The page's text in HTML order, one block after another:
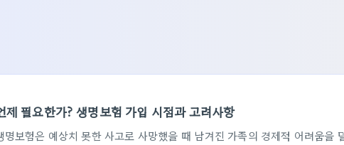
제 필요한가? 생명보험 가입 시점과 고려사항
명보험은 예상치 못한 사고로 사망했을 때 남겨진 가족의 경제적 어려움을